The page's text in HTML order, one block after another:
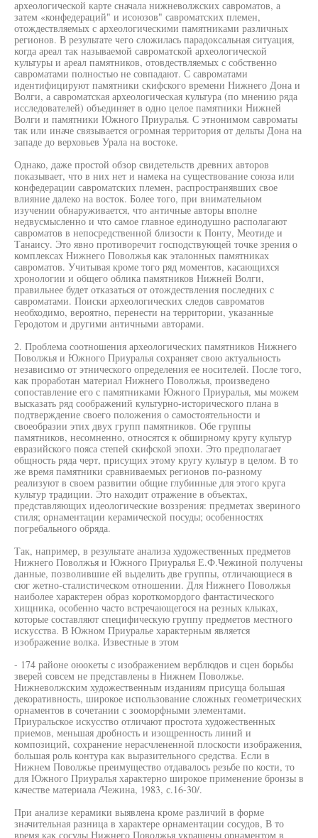
археологической карте сначала нижневолжских савроматов, а
затем «конфедераций" и исоюзов" савроматских племен,
отождествляемых с археологическими памятниками различных
регионов. В результате чего сложилась парадоксальная ситуация,
когда ареал так называемой савроматской археологической
культуры и ареал памятников, отовдествляемых с собственно
савроматами полностью не совпадают. С савроматами
идентифицируют памятники скифского времени Нижнего Дона и
Волги, а савроматская археологическая культура (по мнению ряда
исследователей) объединяет в одно целое памятники Нижней
Волги и памятники Южного Приуралья. С этнонимом савроматы
так или иначе связывается огромная территория от дельты Дона на
западе до верховьев Урала на востоке.
Однако, даже простой обзор свидетельств древних авторов
показывает, что в них нет и намека на существование союза или
конфедерации савроматских племен, распространявших свое
влияние далеко на восток. Более того, при внимательном
изучении обнаруживается, что античные авторы вполне
недвусмысленно и что самое главное единодушно располагают
савроматов в непосредственной близости к Понту, Меотиде и
Танаису. Это явно противоречит господствующей точке зрения о
комплексах Нижнего Поволжья как эталонных памятниках
савроматов. Учитывая кроме того ряд моментов, касающихся
хронологии и общего облика памятников Нижней Волги,
правильнее будет отказаться от отождествления последних с
савроматами. Поиски археологических следов савроматов
необходимо, вероятно, перенести на территории, указанные
Геродотом и другими античными авторами.
2. Проблема соотношения археологических памятников Нижнего
Поволжья и Южного Приуралья сохраняет свою актуальность
независимо от этнического определения ее носителей. После того,
как проработан материал Нижнего Поволжья, произведено
сопоставление его с памятниками Южного Приуралья, мы можем
высказать ряд соображений культурно-исторического плана в
подтверждение своего положения о самостоятельности и
своеобразии этих двух групп памятников. Обе группы
памятников, несомненно, относятся к обширному кругу культур
евразийского пояса степей скифской эпохи. Это предполагает
общность ряда черт, присущих этому кругу культур в целом. В то
же время памятники сравниваемых регионов по-разному
реализуют в своем развитии общие глубинные для этого круга
культур традиции. Это находит отражение в объектах,
представляющих идеологические воззрения: предметах звериного
стиля; орнаментации керамической посуды; особенностях
погребального обряда.
Так, например, в результате анализа художественных предметов
Нижнего Поволжья и Южного Приуралья Е.Ф.Чежиной получены
данные, позволившие ей выделить две группы, отличающиеся в
сюг жетно-сталистическом отношении. Для Нижнего Поволжья
наиболее характерен образ короткомордого фантастического
хищника, особенно часто встречающегося на резных клыках,
которые составляют специфическую группу предметов местного
искусства. В Южном Приуралье характерным является
изображение волка. Известные в этом
- 174 районе оюокеты с изображением верблюдов и сцен борьбы
зверей совсем не представлены в Нижнем Поволжье.
Нижневолжским художественным изданиям присуща большая
декоративность, широкое использование сложных геометрических
орнаментов в сочетании с зооморфными элементами.
Приуральское искусство отличают простота художественных
приемов, меньшая дробность и изощренность линий и
композиций, сохранение нерасчлененной плоскости изображения,
большая роль контура как выразительного средства. Если в
Нижнем Поволжье преимущество отдавалось резьбе по кости, то
для Южного Приуралья характерно широкое применение бронзы в
качестве материала /Чежина, 1983, с.16-30/.
При анализе керамики выявлена кроме различий в форме
значительная разница в характере орнаментации сосудов, В то
время как сосуды Нижнего Поволжья украшены орнаментом в